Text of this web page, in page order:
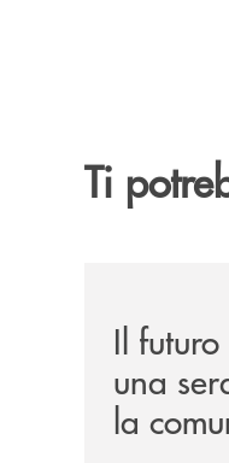
Ti
Il
una
la